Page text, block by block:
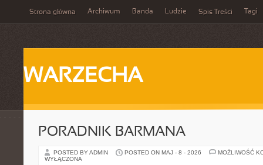
Strona główna Archiwum Banda Ludzie Spis Treści Tagi
WARZECHA
PORADNIK BARMANA
POSTED BY ADMIN POSTED ON MAJ - 8 - 2026
MOŻLIWOŚĆ
WYŁĄCZONA